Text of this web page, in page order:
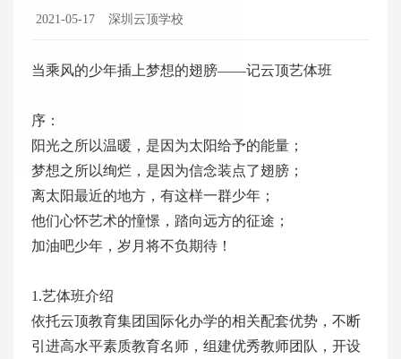
2021-05-17 深圳云顶学校
当乘风的少年插上梦想的翅膀——记云顶艺体班
序：
阳光之所以温暖，是因为太阳给予的能量；
梦想之所以绚烂，是因为信念装点了翅膀；
离太阳最近的地方，有这样一群少年；
他们心怀艺术的憧憬，踏向远方的征途；
加油吧少年，岁月将不负期待！
1.艺体班介绍
依托云顶教育集团国际化办学的相关配套优势，不断
引进高水平素质教育名师，组建优秀教师团队，开设